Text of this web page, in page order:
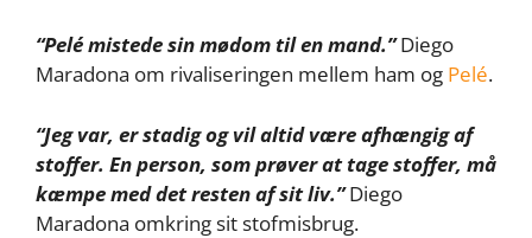
“Pelé mistede sin mødom til en mand.”Diego
Maradona om rivaliseringen mellem ham og Pelé.
“Jeg var, er stadig og vil altid være afhængig af
stoffer. En person, som prøver at tage stoffer, må
kæmpe med det resten af sit liv.”Diego
Maradona omkring sit stofmisbrug.